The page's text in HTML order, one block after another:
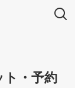
ト・予約